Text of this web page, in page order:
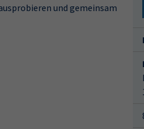
und gemeinsam